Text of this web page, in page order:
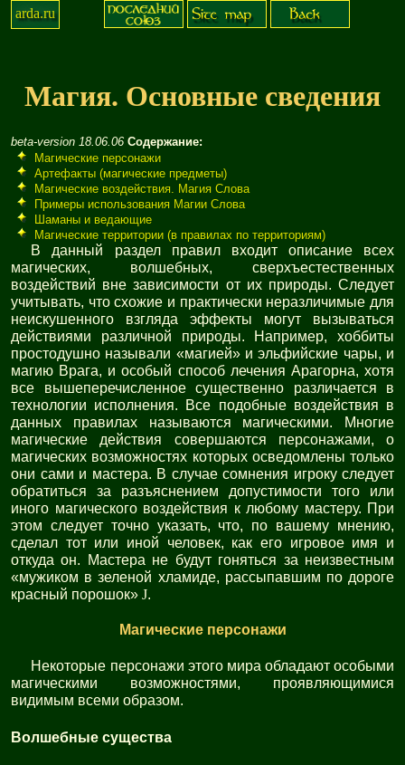
arda.ru
Магия. Основные сведения
beta-version 18.06.06 Содержание:
Магические персонажи
Артефакты (магические предметы)
Магические воздействия. Магия Слова
Примеры использования Магии Слова
Шаманы и ведающие
Магические территории (в правилах по территориям)
В данный раздел правил входит описание всех
магических, волшебных, сверхъестественных
воздействий вне зависимости от их природы. Следует
учитывать, что схожие и практически неразличимые для
неискушенного взгляда эффекты могут вызываться
действиями различной природы. Например, хоббиты
простодушно называли «магией» и эльфийские чары, и
магию Врага, и особый способ лечения Арагорна, хотя
все вышеперечисленное существенно различается в
технологии исполнения. Все подобные воздействия в
данных правилах называются магическими. Многие
магические действия совершаются персонажами, о
магических возможностях которых осведомлены только
они сами и мастера. В случае сомнения игроку следует
обратиться за разъяснением допустимости того или
иного магического воздействия к любому мастеру. При
этом следует точно указать, что, по вашему мнению,
сделал тот или иной человек, как его игровое имя и
откуда он. Мастера не будут гоняться за неизвестным
«мужиком в зеленой хламиде, рассыпавшим по дороге
красный порошок» J.
Магические персонажи
Некоторые персонажи этого мира обладают особыми
магическими возможностями, проявляющимися
видимым всеми образом.
Волшебные существа